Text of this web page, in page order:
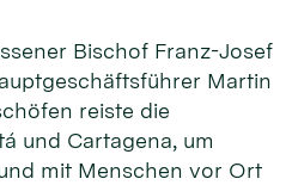
Bischof Franz-Josef
Martin
reiste die
und Cartagena, um
mit Menschen vor Ort